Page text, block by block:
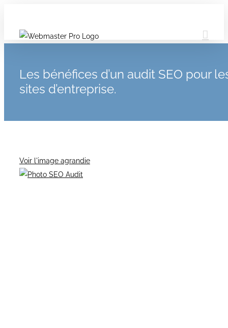
Les bénéfices d’un audit SEO pour
sites d’entreprise.
Voir l'image agrandie